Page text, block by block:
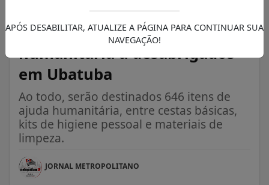
Governo de SP envia ajuda
humanitária a desabrigados
em Ubatuba
Ao todo, serão destinados 646 itens de
ajuda humanitária, entre cestas básicas,
kits de higiene pessoal e materiais de
limpeza.
JORNAL METROPOLITANO
APÓS DESABILITAR, ATUALIZE A PÁGINA PARA CONTINUAR SUA
NAVEGAÇÃO!